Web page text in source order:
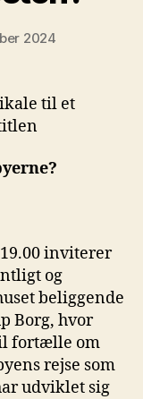
2024
til et
inviterer
og
beliggende
Borg, hvor
fortælle om
rejse som
udviklet sig